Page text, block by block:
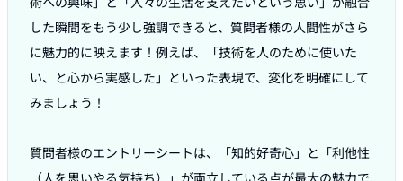
した瞬間をもう少し強調できると、質問者様の人間性がさら
に魅力的に映えます！例えば、「技術を人のために使いた
い、と心から実感した」といった表現で、変化を明確にして
みましょう！
質問者様のエントリーシートは、「知的好奇心」と「利他性